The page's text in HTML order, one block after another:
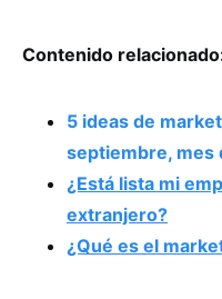
Contenido
5 ideas de
septiembre, mes
¿Está lista mi
extranjero?
¿Qué es el